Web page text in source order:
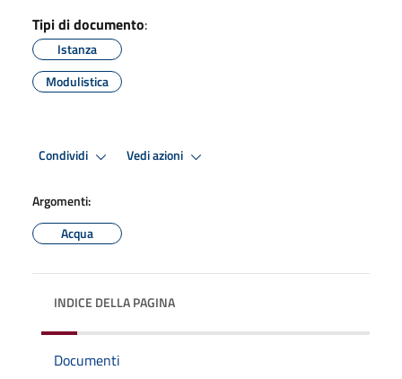
Tipi di documento:
Istanza
Modulistica
Condividi Vedi azioni
Argomenti:
Acqua
INDICE DELLA PAGINA
Documenti